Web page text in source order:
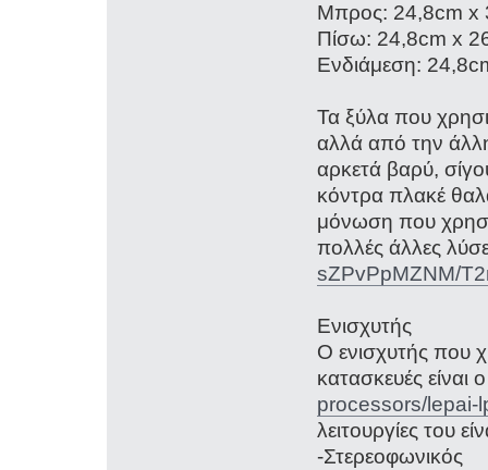
Μπρος: 24,8cm x
Πίσω: 24,8cm x
Ενδιάμεση:
Τα ξύλα που
αλλά από την άλλη
αρκετά βαρύ,
κόντρα πλακέ
μόνωση που
πολλές άλλες
sZPvPpMZNM/
Ενισχυτής
Ο ενισχυτής που
κατασκευές είναι
processors/lepai-
λειτουργίες του
-Στερεοφωνικός